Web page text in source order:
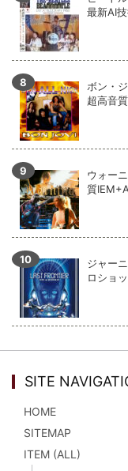
最新AI
ボン・
超高音
ウォー
質
ジャー
ロショ
SITE
HOME
SITEMAP
ITEM (ALL)